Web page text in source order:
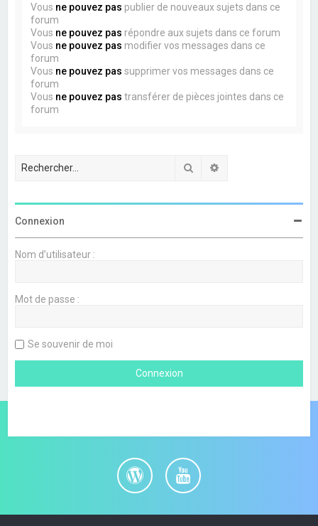
Vous ne pouvez pas publier de nouveaux sujets dans ce
forum
Vous ne pouvez pas répondre aux sujets dans ce forum
Vous ne pouvez pas modifier vos messages dans ce
forum
Vous ne pouvez pas supprimer vos messages dans ce
forum
Vous ne pouvez pas transférer de pièces jointes dans ce
forum
Rechercher
Connexion
Nom d’utilisateur :
Mot de passe :
Se souvenir de moi